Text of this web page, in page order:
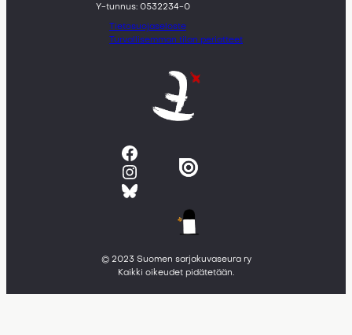
Y-tunnus: 0532234-0
Tietosuojaseloste
Turvallisemman tilan periatteet
Facebook
Instagram
Bluesky
© 2023 Suomen sarjakuvaseura ry
Kaikki oikeudet pidätetään.